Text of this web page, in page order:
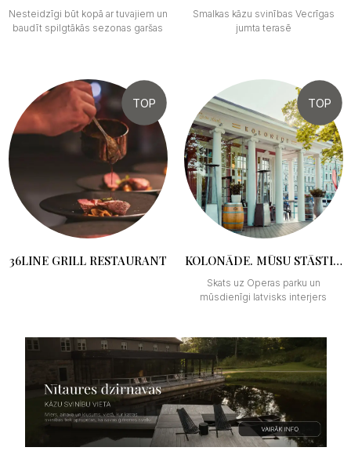
Nesteidzīgi būt kopā ar tuvajiem un
baudīt spilgtākās sezonas garšas
Smalkas kāzu svinības Vecrīgas
jumta terasē
TOP
36LINE GRILL RESTAURANT
TOP
KOLONĀDE. MŪSU STĀSTI…
Skats uz Operas parku un
mūsdienīgi latvisks interjers